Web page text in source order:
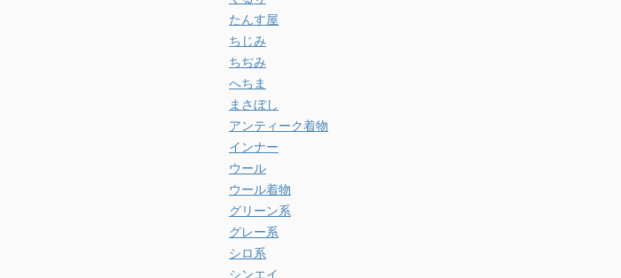
たんす屋
ちじみ
ちぢみ
へちま
まさぼし
アンティーク着物
インナー
ウール
ウール着物
グリーン系
グレー系
シロ系
シンエイ